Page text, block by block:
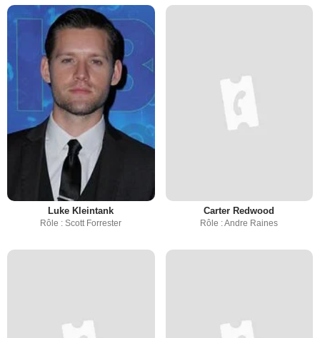
Luke Kleintank
Rôle : Scott Forrester
Carter Redwood
Rôle : Andre Raines